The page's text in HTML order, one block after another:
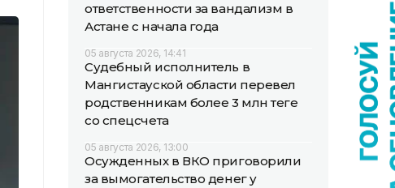
ответственности за вандализм в
Астане с начала года
05 августа 2026, 14:41
Судебный исполнитель в
Мангистауской области перевел
родственникам более 3 млн теңге
со спецсчета
05 августа 2026, 13:00
Осужденных в ВКО приговорили
за вымогательство денег у